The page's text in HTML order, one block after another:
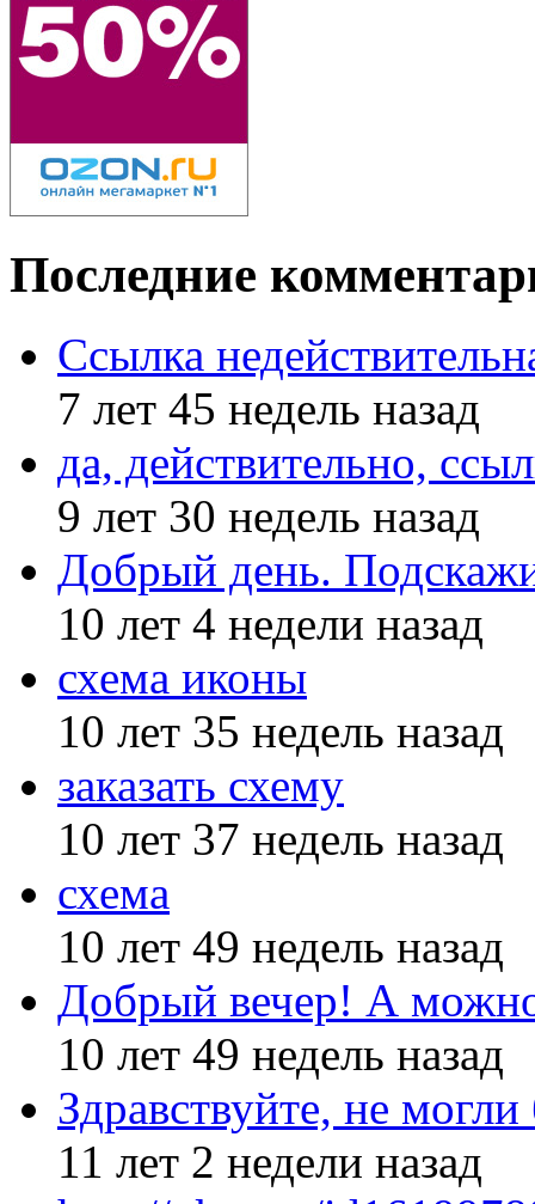
Последние
Ссылка
7 лет 45 недель назад
да, действительно,
9 лет 30 недель назад
Добрый день.
10 лет 4 недели назад
схема иконы
10 лет 35 недель назад
заказать схему
10 лет 37 недель назад
схема
10 лет 49 недель назад
Добрый вечер! А
10 лет 49 недель назад
Здравствуйте, не
11 лет 2 недели назад